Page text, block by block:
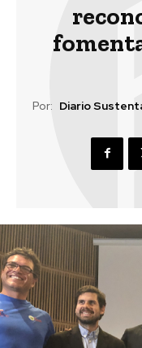
Por: Diario